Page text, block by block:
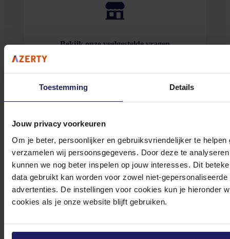
Toestemming Details
Jouw privacy voorkeuren
Om je beter, persoonlijker en gebruiksvriendelijker te
verzamelen wij persoonsgegevens. Door deze te
kunnen we nog beter inspelen op jouw interesses. Dit
data gebruikt kan worden voor zowel niet-
advertenties. De instellingen voor cookies kun je hieronder
cookies als je onze website blijft gebruiken.
Bekijk onze veelgestelde vragen
Klantenservice@azerty.nl
Meld je aan voor onze nieuwsbrief!